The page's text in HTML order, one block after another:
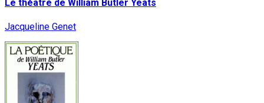
Le théâtre de William Butler Yeats
Jacqueline Genet